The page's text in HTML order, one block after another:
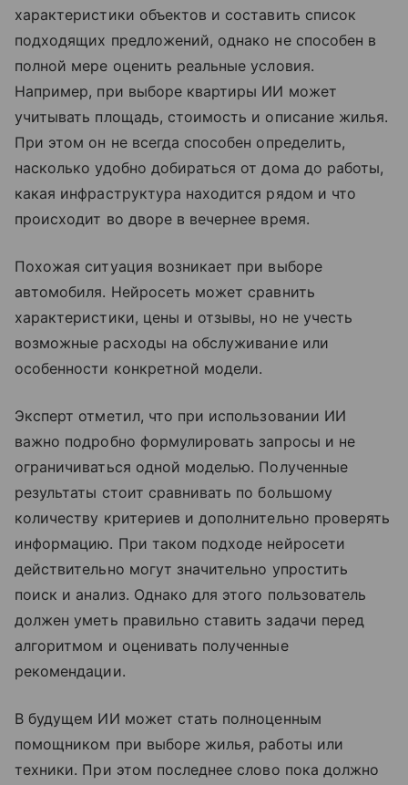
характеристики объектов и составить список
подходящих предложений, однако не способен в
полной мере оценить реальные условия.
Например, при выборе квартиры ИИ может
учитывать площадь, стоимость и описание жилья.
При этом он не всегда способен определить,
насколько удобно добираться от дома до работы,
какая инфраструктура находится рядом и что
происходит во дворе в вечернее время.
Похожая ситуация возникает при выборе
автомобиля. Нейросеть может сравнить
характеристики, цены и отзывы, но не учесть
возможные расходы на обслуживание или
особенности конкретной модели.
Эксперт отметил, что при использовании ИИ
важно подробно формулировать запросы и не
ограничиваться одной моделью. Полученные
результаты стоит сравнивать по большому
количеству критериев и дополнительно проверять
информацию. При таком подходе нейросети
действительно могут значительно упростить
поиск и анализ. Однако для этого пользователь
должен уметь правильно ставить задачи перед
алгоритмом и оценивать полученные
рекомендации.
В будущем ИИ может стать полноценным
помощником при выборе жилья, работы или
техники. При этом последнее слово пока должно